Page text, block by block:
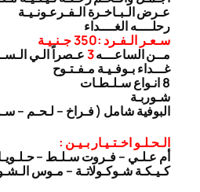
عـرض الـبـاخـرة الـفـرعـونـيـة
رحلــــه الغــــداء
سـعـر الـفـرد :350 جـنـيـة
مــن الساعـــه3عـصراً الـي
غـــداء بـوفـيـة مـفـتـوح
8 انـواع سـلـطـات
شـوربـة
البوفية شامل ( فـراخ – لـحـم –
الـحـلـو اخـتـيـار بـيـن :
أم عـلـي – فـروت سـلـط –
كـيـكـة شـوكـولاتـة – مـوس